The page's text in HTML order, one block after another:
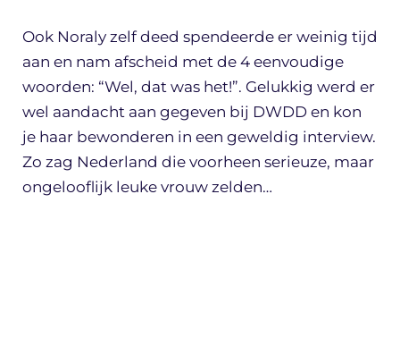
Ook Noraly zelf deed spendeerde er weinig tijd
aan en nam afscheid met de 4 eenvoudige
woorden: “Wel, dat was het!”. Gelukkig werd er
wel aandacht aan gegeven bij DWDD en kon
je haar bewonderen in een geweldig interview.
Zo zag Nederland die voorheen serieuze, maar
ongelooflijk leuke vrouw zelden…